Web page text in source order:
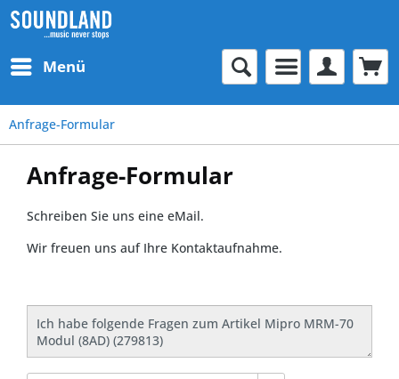
Menü
Anfrage-Formular
Anfrage-Formular
Schreiben Sie uns eine eMail.
Wir freuen uns auf Ihre Kontaktaufnahme.